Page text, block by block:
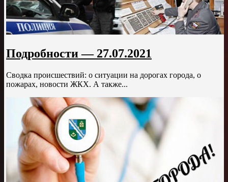
Подробности — 27.07.2021
Сводка происшествий: о ситуации на дорогах города, о
пожарах, новости ЖКХ. А также...